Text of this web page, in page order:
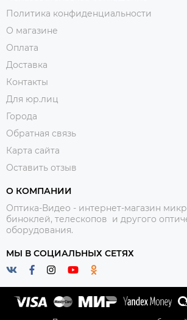
Политика конфиденциальности
О магазине
Оплата
Доставка
Контакты
Для юр.лиц
Города
Обратная связь
Карта сайта
Оставить отзыв
О КОМПАНИИ
Оптика-Видео - интернет-магазин
биноклей, телескопов и другого
оборудования.
МЫ В СОЦИАЛЬНЫХ СЕТЯХ